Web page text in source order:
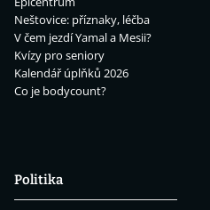
Neštovice: příznaky, léčba
V čem jezdí Yamal a Mesii?
Kvízy pro seniory
Kalendář úplňků 2026
Co je bodycount?
Politika